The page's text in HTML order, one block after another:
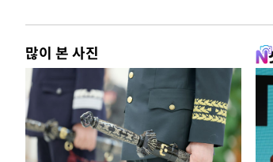
많이 본 사진